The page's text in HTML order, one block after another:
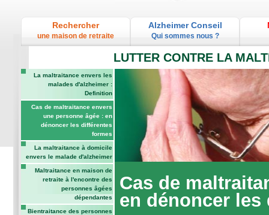
Rechercher
une maison de retraite
Alzheimer Conseil
Qui sommes nous ?
LUTTER CONTRE LA
La maltraitance envers les
malades d'alzheimer :
Definition
Cas de maltraitance envers
une personne âgée : en
dénoncer les différentes
formes
La maltraitance à domicile
envers le malade d'alzheimer
Maltraitance en maison de
retraite à l'encontre des
personnes âgées
dépendantes
Bientraitance des personnes
Cas de
en dénoncer